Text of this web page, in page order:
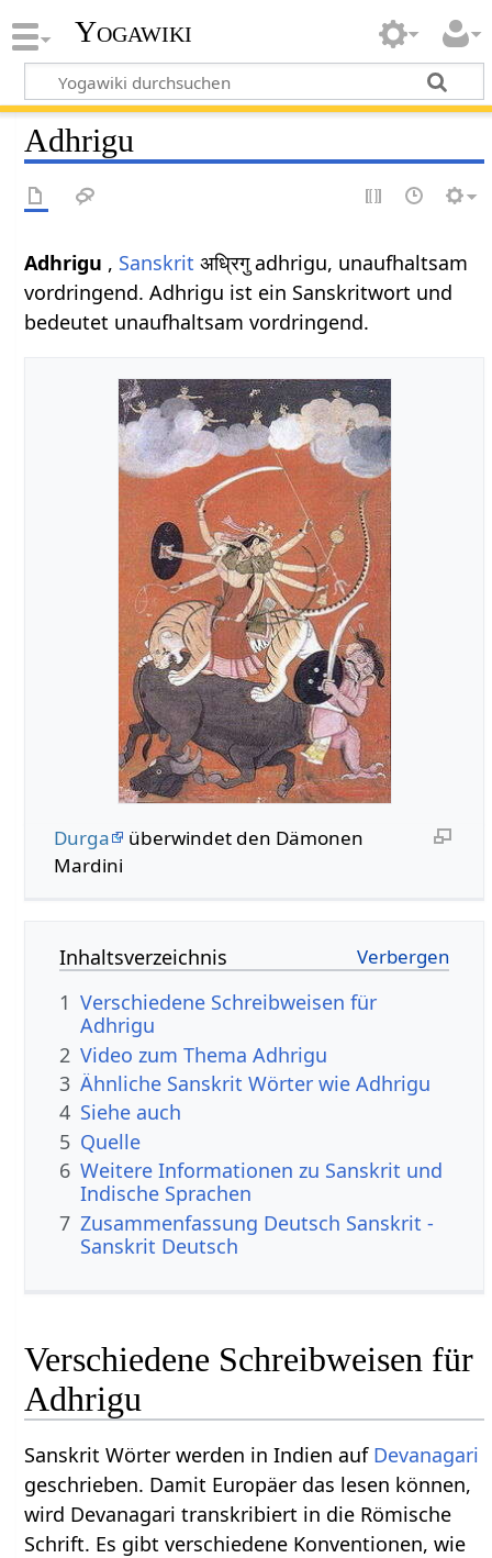
Yogawiki
Adhrigu
Adhrigu , Sanskrit अध्रिगु adhrigu, unaufhaltsam
vordringend. Adhrigu ist ein Sanskritwort und
bedeutet unaufhaltsam vordringend.
Durga
überwindet den Dämonen
Mardini
Inhaltsverzeichnis
1 Verschiedene Schreibweisen für
Adhrigu
2 Video zum Thema Adhrigu
3 Ähnliche Sanskrit Wörter wie Adhrigu
4 Siehe auch
5 Quelle
6 Weitere Informationen zu Sanskrit und
Indische Sprachen
7 Zusammenfassung Deutsch Sanskrit -
Sanskrit Deutsch
Verschiedene Schreibweisen für
Adhrigu
Sanskrit Wörter werden in Indien auf Devanagari
geschrieben. Damit Europäer das lesen können,
wird Devanagari transkribiert in die Römische
Schrift. Es gibt verschiedene Konventionen, wie